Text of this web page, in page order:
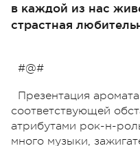
в каждой из нас
страстная
#@#
Презентация
соответствующей
атрибутами рок-н-
много музыки,